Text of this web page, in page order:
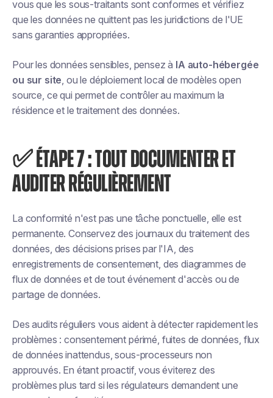
vous que les sous-traitants sont conformes et vérifiez
que les données ne quittent pas les juridictions de l'UE
sans garanties appropriées.
Pour les données sensibles, pensez à IA auto-hébergée
ou sur site, ou le déploiement local de modèles open
source, ce qui permet de contrôler au maximum la
résidence et le traitement des données.
✅ ÉTAPE 7 : TOUT DOCUMENTER ET
AUDITER RÉGULIÈREMENT
La conformité n'est pas une tâche ponctuelle, elle est
permanente. Conservez des journaux du traitement des
données, des décisions prises par l'IA, des
enregistrements de consentement, des diagrammes de
flux de données et de tout événement d'accès ou de
partage de données.
Des audits réguliers vous aident à détecter rapidement les
problèmes : consentement périmé, fuites de données, flux
de données inattendus, sous-processeurs non
approuvés. En étant proactif, vous éviterez des
problèmes plus tard si les régulateurs demandent une